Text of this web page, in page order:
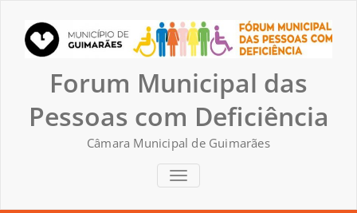
content
Forum Municipal das
Pessoas com Deficiência
Câmara Municipal de Guimarães
TOGGLE NAVIGATION